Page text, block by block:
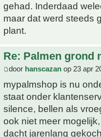
gehad. Inderdaad
maar dat werd steeds
plant.
Re: Palmen grond
door hanscazan op 23 apr
mypalmshop is nu
staat onder
silence, bellen als
ook niet meer
dacht jarenlang